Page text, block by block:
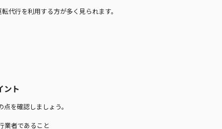
代行を利用する方が多く見られます。
ント
を確認しましょう。
業者であること